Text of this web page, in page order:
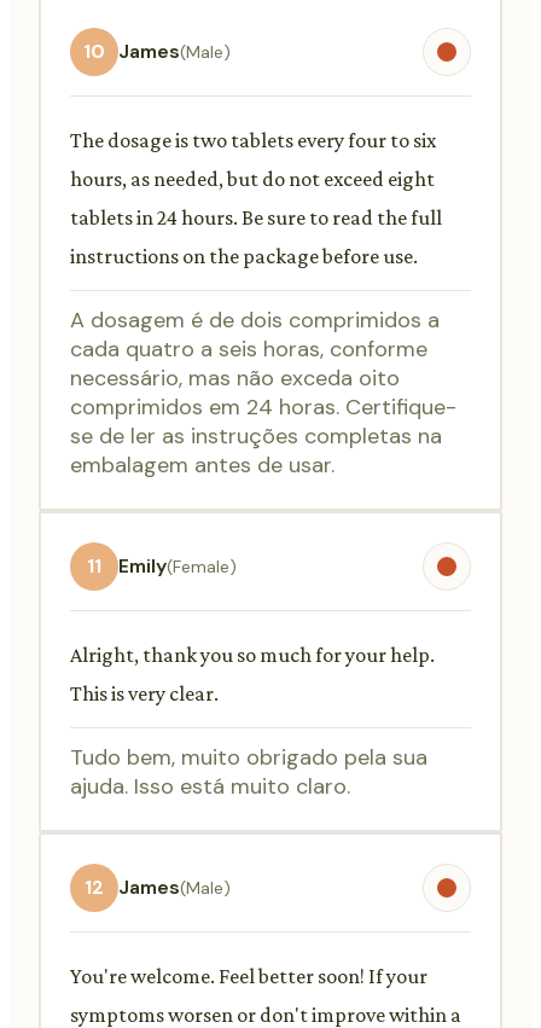
10 James(Male)
The dosage is two tablets every four to six
hours, as needed, but do not exceed eight
tablets in 24 hours. Be sure to read the full
instructions on the package before use.
A dosagem é de dois comprimidos a
cada quatro a seis horas, conforme
necessário, mas não exceda oito
comprimidos em 24 horas. Certifique-
se de ler as instruções completas na
embalagem antes de usar.
11 Emily(Female)
Alright, thank you so much for your help.
This is very clear.
Tudo bem, muito obrigado pela sua
ajuda. Isso está muito claro.
12 James(Male)
You're welcome. Feel better soon! If your
symptoms worsen or don't improve within a